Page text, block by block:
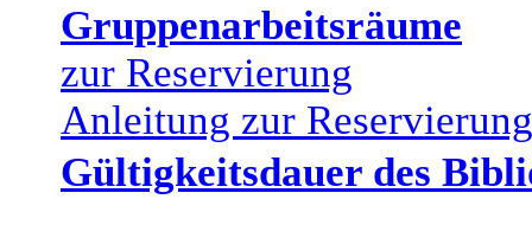
Gruppenarbeitsräume
zur Reservierung
Anleitung zur
Gültigkeitsdauer des